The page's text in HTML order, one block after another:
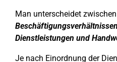
Man unterscheidet zwischen
Dienstleistungen und
Je nach Einordnung der